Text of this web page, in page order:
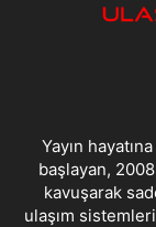
Yayın
başlayan,
kavuşarak
ulaşım